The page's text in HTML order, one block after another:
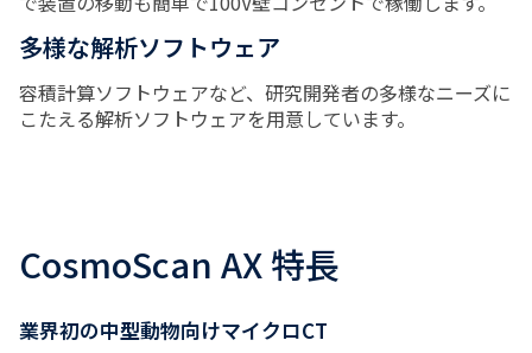
多様な解析ソフトウェア
容積計算ソフトウェアなど、研究開発者の多様なニーズに
こたえる解析ソフトウェアを用意しています。
CosmoScan AX 特長
業界初の中型動物向けマイクロCT